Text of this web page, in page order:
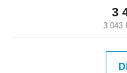
3 043
3